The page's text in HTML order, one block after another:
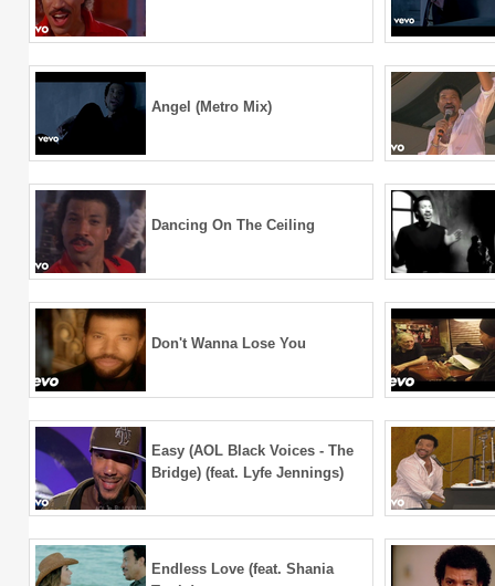
Angel (Metro Mix)
Dancing On The Ceiling
Don't Wanna Lose You
Easy (AOL Black Voices - The
Bridge) (feat. Lyfe Jennings)
Endless Love (feat. Shania